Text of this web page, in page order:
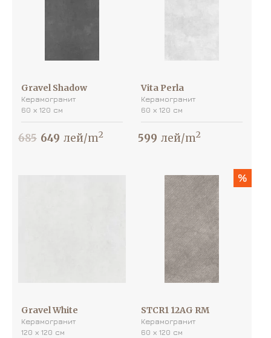
Gravel Shadow
Керамогранит
60 х 120 см
685 649 лей/m2
Vita Perla
Керамогранит
60 х 120 см
599 лей/m2
Gravel White
Керамогранит
120 х 120 см
%
STCR1 12AG RM
Керамогранит
60 х 120 см